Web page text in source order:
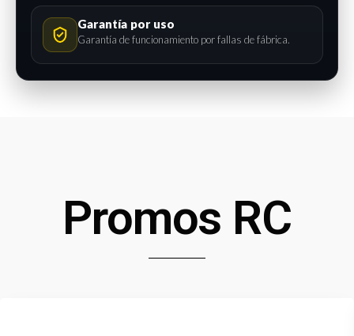
Garantía por uso
Garantía de funcionamiento por fallas de fábrica.
Promos RC